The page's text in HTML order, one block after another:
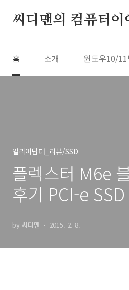
씨디맨의 컴퓨터이
홈 소개 윈도우10/11
얼리어답터_리뷰/SSD
플렉스터 M6e
후기 PCI-e
by 씨디맨 2015. 2. 8.